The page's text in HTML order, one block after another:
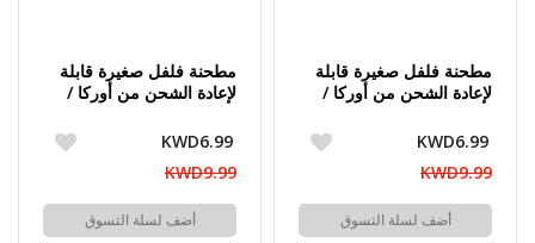
مطحنة فلفل صغيرة قابلة
لإعادة الشحن من أوركا /
KWD6.99
KWD9.99
أضف لسلة التسوق
مطحنة فلفل صغيرة قابلة
لإعادة الشحن من أوركا /
KWD6.99
KWD9.99
أضف لسلة التسوق